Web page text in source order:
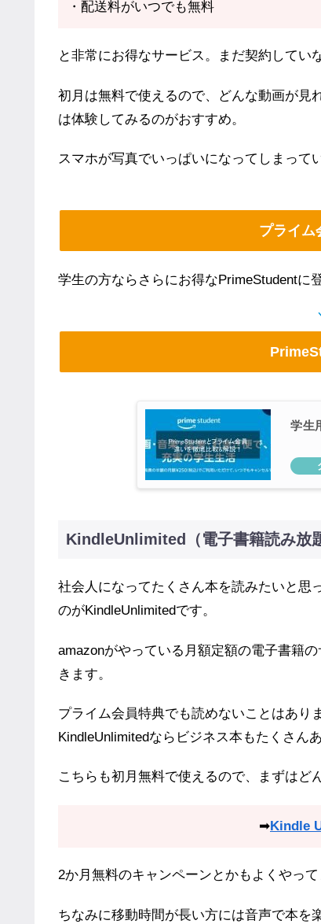
・配送料がいつでも無料
と非常にお得なサービス。まだ契約してい
初月は無料で使えるので、どんな動画が見
は体験してみるのがおすすめ。
スマホが写真でいっぱいになってしまって
プライム
学生の方ならさらにお得なPrimeStudentに
学生
KindleUnlimited（電子書籍読み放
社会人になってたくさん本を読みたいと思
のがKindleUnlimitedです。
amazonがやっている月額定額の電子書籍
きます。
プライム会員特典でも読めないことはあり
KindleUnlimitedならビジネス本もたくさん
こちらも初月無料で使えるので、まずはど
➡Kindle
2か月無料のキャンペーンとかもよくやって
ちなみに移動時間が長い方には音声で本を